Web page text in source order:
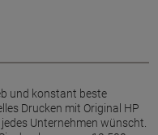
und konstant beste
Drucken mit Original HP
Unternehmen wünscht.